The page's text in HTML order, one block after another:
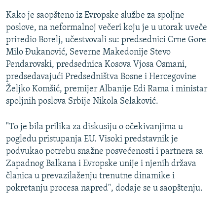
Kako je saopšteno iz Evropske službe za spoljne
poslove, na neformalnoj večeri koju je u utorak uveče
priredio Borelj, učestvovali su: predsednici Crne Gore
Milo Đukanović, Severne Makedonije Stevo
Pendarovski, predsednica Kosova Vjosa Osmani,
predsedavajući Predsedništva Bosne i Hercegovine
Željko Komšić, premijer Albanije Edi Rama i ministar
spoljnih poslova Srbije Nikola Selaković.
"To je bila prilika za diskusiju o očekivanjima u
pogledu pristupanja EU. Visoki predstavnik je
podvukao potrebu snažne posvećenosti i partnera sa
Zapadnog Balkana i Evropske unije i njenih država
članica u prevazilaženju trenutne dinamike i
pokretanju procesa napred", dodaje se u saopštenju.